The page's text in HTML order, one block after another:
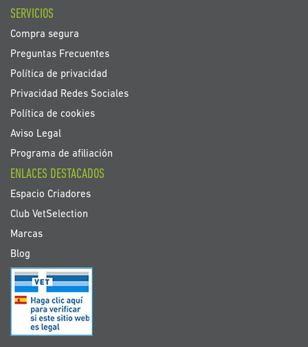
SERVICIOS
Compra segura
Preguntas Frecuentes
Política de privacidad
Privacidad Redes Sociales
Política de cookies
Aviso Legal
Programa de afiliación
ENLACES DESTACADOS
Espacio Criadores
Club VetSelection
Marcas
Blog